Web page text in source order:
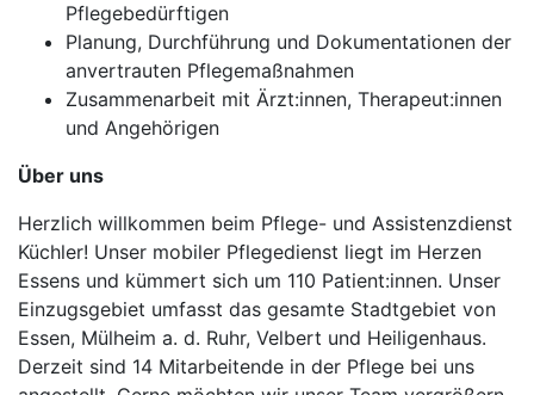
Pflegebedürftigen
Planung, Durchführung und Dokumentationen der
anvertrauten Pflegemaßnahmen
Zusammenarbeit mit Ärzt:innen, Therapeut:innen
und Angehörigen
Über uns
Herzlich willkommen beim Pflege- und Assistenzdienst
Küchler! Unser mobiler Pflegedienst liegt im Herzen
Essens und kümmert sich um 110 Patient:innen. Unser
Einzugsgebiet umfasst das gesamte Stadtgebiet von
Essen, Mülheim a. d. Ruhr, Velbert und Heiligenhaus.
Derzeit sind 14 Mitarbeitende in der Pflege bei uns